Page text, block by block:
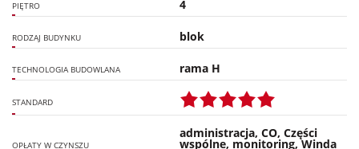
PIĘTRO 4
RODZAJ BUDYNKU blok
TECHNOLOGIA BUDOWLANA rama H
STANDARD
OPŁATY W CZYNSZU
administracja, CO, Części
wspólne, monitoring, Winda